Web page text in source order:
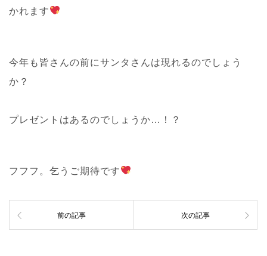
かれます
今年も皆さんの前にサンタさんは現れるのでしょう
か？
プレゼントはあるのでしょうか…！？
フフフ。乞うご期待です
前の記事 次の記事